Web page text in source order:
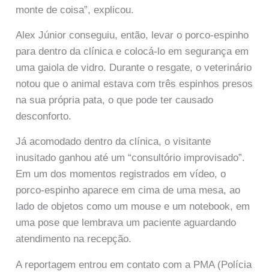
monte de coisa”, explicou.
Alex Júnior conseguiu, então, levar o porco-espinho
para dentro da clínica e colocá-lo em segurança em
uma gaiola de vidro. Durante o resgate, o veterinário
notou que o animal estava com três espinhos presos
na sua própria pata, o que pode ter causado
desconforto.
Já acomodado dentro da clínica, o visitante
inusitado ganhou até um “consultório improvisado”.
Em um dos momentos registrados em vídeo, o
porco-espinho aparece em cima de uma mesa, ao
lado de objetos como um mouse e um notebook, em
uma pose que lembrava um paciente aguardando
atendimento na recepção.
A reportagem entrou em contato com a PMA (Polícia